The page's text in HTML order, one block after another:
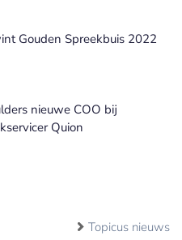
Gouden Spreekbuis 2022
nieuwe COO bij
Quion
Topicus nieuws